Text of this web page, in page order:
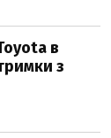
в
з